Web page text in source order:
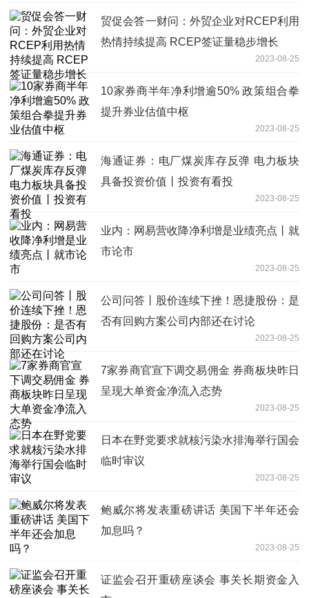
贸促会答一财问：外贸企业对RCEP利用
热情持续提高 RCEP签证量稳步增长
2023-08-25
10家券商半年净利增逾50% 政策组合拳
提升券业估值中枢
2023-08-25
海通证券：电厂煤炭库存反弹 电力板块
具备投资价值丨投资有看投
2023-08-25
业内：网易营收降净利增是业绩亮点丨就
市论市
2023-08-25
公司问答丨股价连续下挫！恩捷股份：是
否有回购方案公司内部还在讨论
2023-08-25
7家券商官宣下调交易佣金 券商板块昨日
呈现大单资金净流入态势
2023-08-25
日本在野党要求就核污染水排海举行国会
临时审议
2023-08-25
鲍威尔将发表重磅讲话 美国下半年还会
加息吗？
2023-08-25
证监会召开重磅座谈会 事关长期资金入